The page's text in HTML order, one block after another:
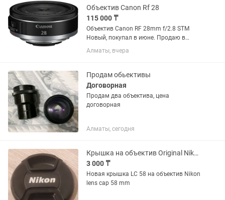
Объектив Canon Rf 28
115 000 ₸
Объектив Canon RF 28mm f/2.8 STM
Новый, покупал в июне. Продаю в
связи ненадобностью.
Алматы, вчера
Продам обьективы
Договорная
Продам два объектива, цена
договорная
Алматы, сегодня
Крышка на объектив Original Nikon 58 mm
3 000 ₸
Новая крышка LC 58 на объектив Nikon
lens cap 58 mm